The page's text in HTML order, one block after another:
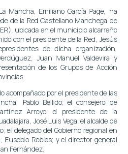
Mancha, Emiliano García Page, ha
de la Red Castellano Manchega de
ubicada en el municipio alcarreño
con el presidente de la Red, Jesús
de dicha organización,
Juan Manuel Valdevira y
de los Grupos de Acción
acompañado por el presidente de las
Pablo Bellido; el consejero de
Arroyo; el presidente de la
José Luis Vega; el alcalde de
el delegado del Gobierno regional en
Eusebio Robles; y el director general
Fernández.